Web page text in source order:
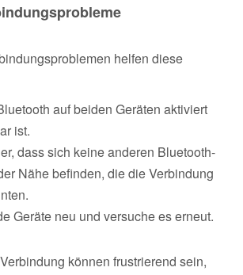
helfen diese
auf beiden Geräten aktiviert
ist.
dass sich keine anderen Bluetooth-
Nähe befinden, die die Verbindung
Geräte neu und versuche es erneut.
können frustrierend sein,